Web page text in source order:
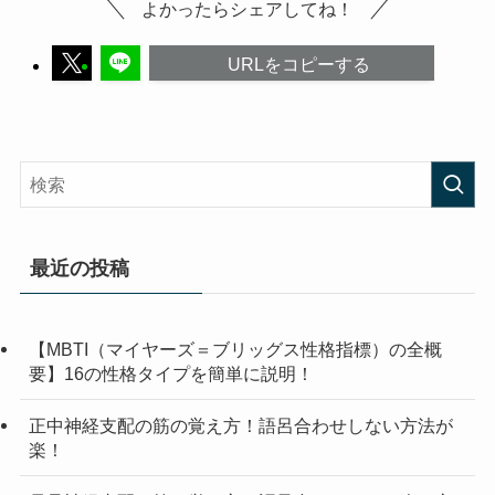
よかったらシェアしてね！
URLをコピーする
最近の投稿
【MBTI（マイヤーズ＝ブリッグス性格指標）の全概
要】16の性格タイプを簡単に説明！
正中神経支配の筋の覚え方！語呂合わせしない方法が
楽！